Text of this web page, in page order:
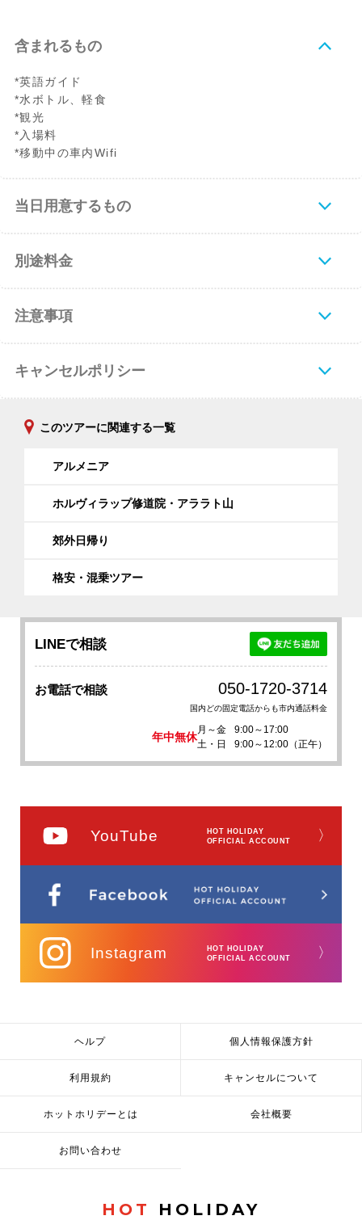
含まれるもの
*英語ガイド
*水ボトル、軽食
*観光
*入場料
*移動中の車内Wifi
当日用意するもの
別途料金
注意事項
キャンセルポリシー
このツアーに関連する一覧
アルメニア
ホルヴィラップ修道院・アララト山
郊外日帰り
格安・混乗ツアー
LINEで相談
お電話で相談 050-1720-3714
国内どの固定電話からも市内通話料金
年中無休
月～金
9:00～17:00
土・日
9:00～12:00（正午）
YouTube
HOT HOLIDAY
OFFICIAL ACCOUNT
〉
Instagram
HOT HOLIDAY
OFFICIAL ACCOUNT
〉
ヘルプ 個人情報保護方針
利用規約 キャンセルについて
ホットホリデーとは 会社概要
お問い合わせ
HOT HOLIDAY